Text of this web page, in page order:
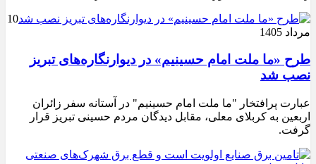
10
مرداد 1405
طرح «ما ملت امام حسینیم» در دیوارنگاره‌های تبریز
نصب شد
عبارت پرافتخار "ما ملت امام حسینیم" در آستانه سفر زائران
اربعین به کربلای معلی، مقابل دیدگان مردم حسینی تبریز قرار
گرفت.